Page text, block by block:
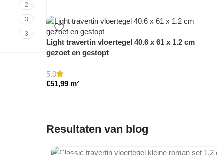
2
3
3
Light travertin vloertegel 40.6 x 61 x 1.2 cm
gezoet en gestopt
5.0
€51,99 m²
Resultaten van blog